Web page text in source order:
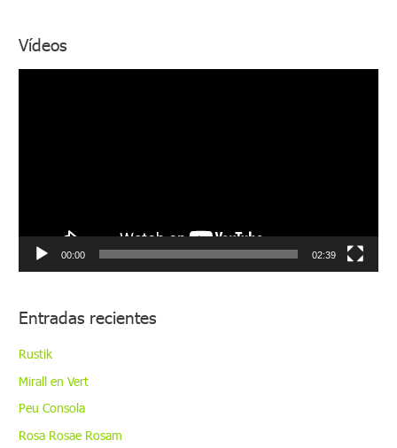
Vídeos
t
r
v
í
d
00:00 02:39
Entradas recientes
Rustik
Mirall en Vert
Peu Consola
Rosa Rosae Rosam